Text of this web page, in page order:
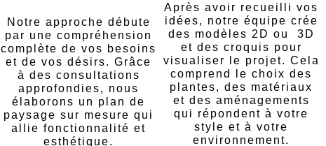
Notre approche débute
par une compréhension
complète de vos besoins
et de vos désirs. Grâce
à des consultations
approfondies, nous
élaborons un plan de
paysage sur mesure qui
allie fonctionnalité et
esthétique.
Après avoir recueilli vos
idées, notre équipe crée
des modèles 2D ou 3D
et des croquis pour
visualiser le projet. Cela
comprend le choix des
plantes, des matériaux
et des aménagements
qui répondent à votre
style et à votre
environnement.